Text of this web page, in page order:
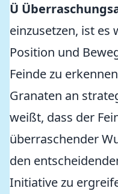
Ü
einzusetzen, ist es
Position und
Feinde zu
Granaten an
weißt, dass der
überraschender
den
Initiative zu